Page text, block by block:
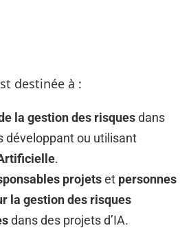
destinée à :
la gestion des risquesdans
développant ou utilisant
.
projetset personnes
la gestion des risques
dans des projets d’IA.